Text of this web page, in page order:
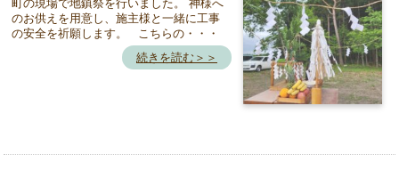
町の現場で地鎮祭を行いました。 神様へ
のお供えを用意し、施主様と一緒に工事
の安全を祈願します。 こちらの・・・
続きを読む＞＞